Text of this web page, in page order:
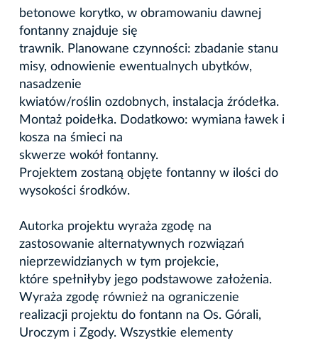
betonowe korytko, w obramowaniu dawnej
fontanny znajduje się
trawnik. Planowane czynności: zbadanie stanu
misy, odnowienie ewentualnych ubytków,
nasadzenie
kwiatów/roślin ozdobnych, instalacja źródełka.
Montaż poidełka. Dodatkowo: wymiana ławek i
kosza na śmieci na
skwerze wokół fontanny.
Projektem zostaną objęte fontanny w ilości do
wysokości środków.
Autorka projektu wyraża zgodę na
zastosowanie alternatywnych rozwiązań
nieprzewidzianych w tym projekcie,
które spełniłyby jego podstawowe założenia.
Wyraża zgodę również na ograniczenie
realizacji projektu do fontann na Os. Górali,
Uroczym i Zgody. Wszystkie elementy